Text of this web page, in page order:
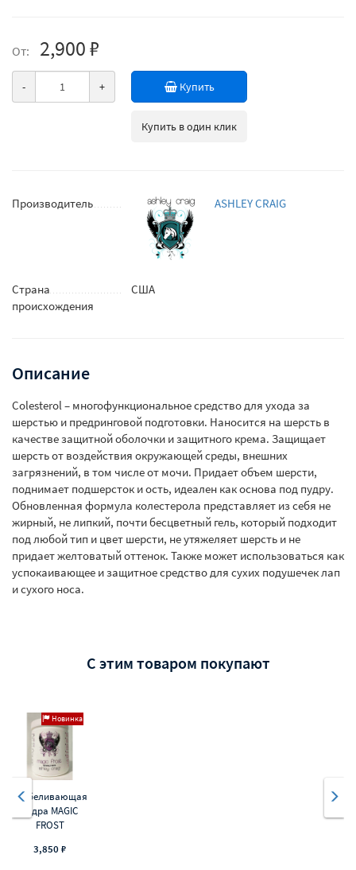
От: 2,900 ₽
- + Купить
Купить в один клик
Производитель ASHLEY CRAIG
Страна
происхождения
США
Описание
Colesterol – многофункциональное средство для ухода за
шерстью и предринговой подготовки. Наносится на шерсть в
качестве защитной оболочки и защитного крема. Защищает
шерсть от воздействия окружающей среды, внешних
загрязнений, в том числе от мочи. Придает объем шерсти,
поднимает подшерсток и ость, идеален как основа под пудру.
Обновленная формула колестерола представляет из себя не
жирный, не липкий, почти бесцветный гель, который подходит
под любой тип и цвет шерсти, не утяжеляет шерсть и не
придает желтоватый оттенок. Также может использоваться как
успокаивающее и защитное средство для сухих подушечек лап
и сухого носа.
С этим товаром покупают
Новинка
Отбеливающая
пудра MAGIC
FROST
3,850 ₽